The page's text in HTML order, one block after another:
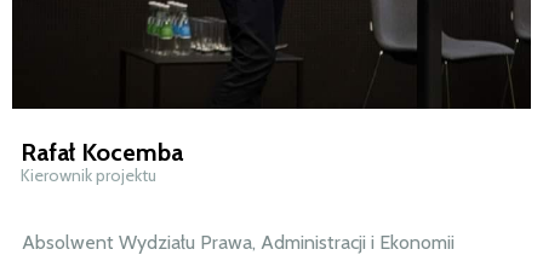
Rafał Kocemba
Kierownik projektu
Absolwent Wydziału Prawa, Administracji i Ekonomii